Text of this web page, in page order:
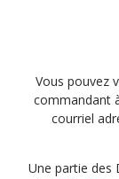
Vous pouvez
commandant
courriel
Une partie des